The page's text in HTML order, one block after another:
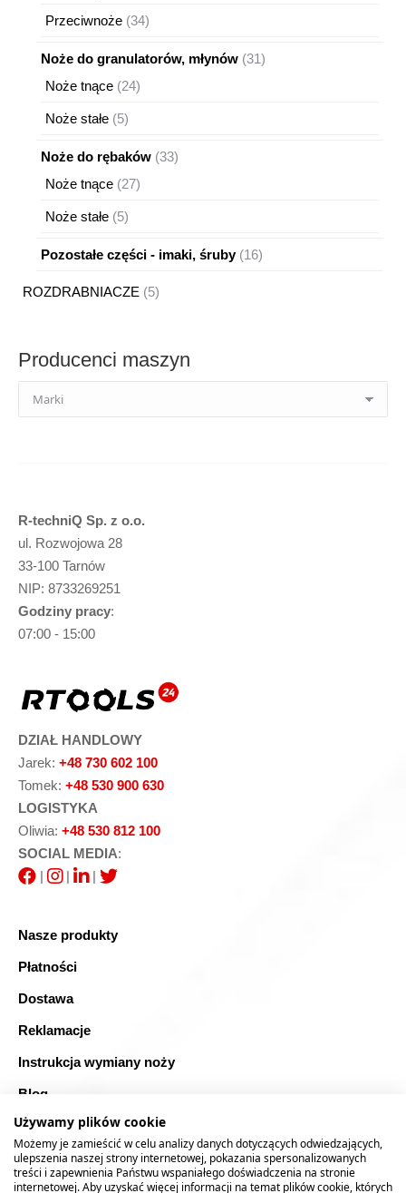
Przeciwnoże 3434
Noże do granulatorów, młynów 3131
Noże tnące 2424
Noże stałe 55
Noże do rębaków 3333
Noże tnące 2727
Noże stałe 55
Pozostałe części - imaki, śruby 1616
ROZDRABNIACZE
55
Producenci maszyn
R-techniQ Sp. z o.o.
ul. Rozwojowa 28
33-100 Tarnów
NIP: 8733269251
Godziny pracy:
07:00 - 15:00
DZIAŁ HANDLOWY
Jarek: +48 730 602 100
Tomek: +48 530 900 630
LOGISTYKA
Oliwia: +48 530 812 100
SOCIAL MEDIA:
|
| |
Nasze produkty
Płatności
Dostawa
Reklamacje
Instrukcja wymiany noży
Blog
FAQ
Bezpieczne zakupy
Mapa strony
Używamy plików cookie
Możemy je zamieścić w celu analizy danych dotyczących odwiedzających,
ulepszenia naszej strony internetowej, pokazania spersonalizowanych
treści i zapewnienia Państwu wspaniałego doświadczenia na stronie
internetowej. Aby uzyskać więcej informacji na temat plików cookie, których